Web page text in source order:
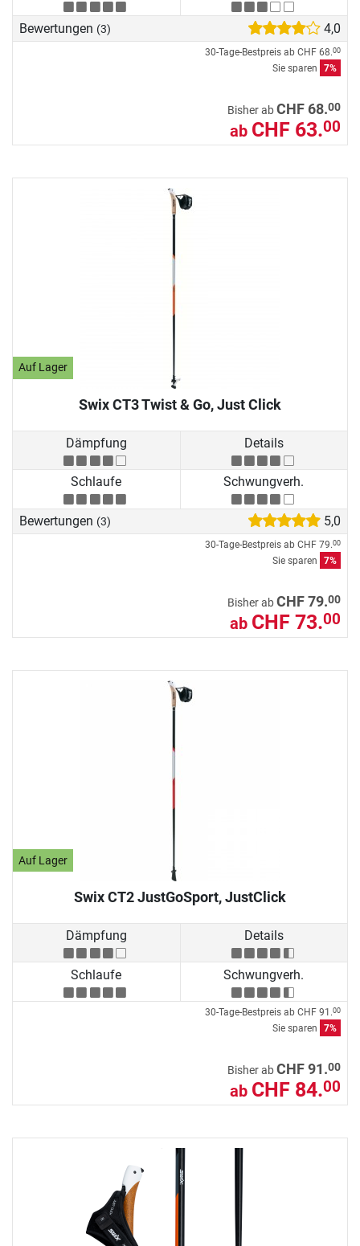
Bewertungen (3) 4,0
30-Tage-Bestpreis ab CHF 68.00
Sie sparen 7%
Bisher abCHF 68.00
ab CHF 63.00
Auf Lager
Swix CT3 Twist & Go, Just Click
Dämpfung Details
Schlaufe Schwungverh.
Bewertungen (3) 5,0
30-Tage-Bestpreis ab CHF 79.00
Sie sparen 7%
Bisher abCHF 79.00
ab CHF 73.00
Auf Lager
Swix CT2 JustGoSport, JustClick
Dämpfung Details
Schlaufe Schwungverh.
30-Tage-Bestpreis ab CHF 91.00
Sie sparen 7%
Bisher abCHF 91.00
ab CHF 84.00